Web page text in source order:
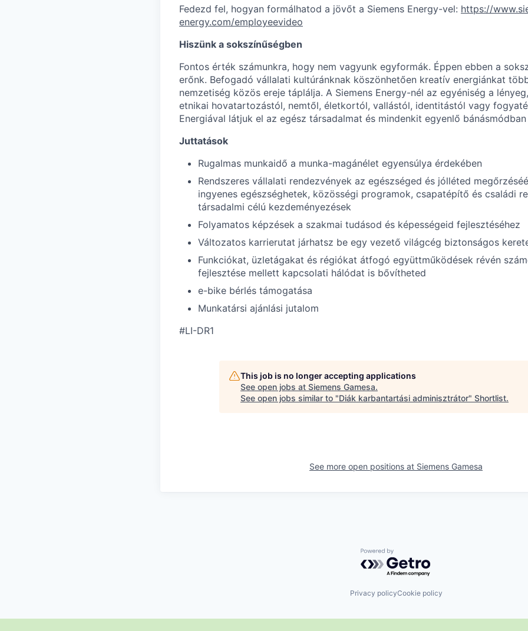
Fedezd fel, hogyan formálhatod a jövőt a Siemens Energy-vel: https://
energy.com/employeevideo
Hiszünk a sokszínűségben
Fontos érték számunkra, hogy nem vagyunk egyformák. Éppen ebben a
erőnk. Befogadó vállalati kultúránknak köszönhetően kreatív energiánkat
nemzetiség közös ereje táplálja. A Siemens Energy-nél az egyéniség a
etnikai hovatartozástól, nemtől, életkortól, vallástól, identitástól vagy
Energiával látjuk el az egész társadalmat és mindenkit egyenlő
Juttatások
Rugalmas munkaidő a munka-magánélet egyensúlya érdekében
Rendszeres vállalati rendezvények az egészséged és jólléted
ingyenes egészséghetek, közösségi programok, csapatépítő és családi
társadalmi célú kezdeményezések
Folyamatos képzések a szakmai tudásod és képességeid fejlesztéséhez
Változatos karrierutat járhatsz be egy vezető világcég biztonságos
Funkciókat, üzletágakat és régiókat átfogó együttműködések révén
fejlesztése mellett kapcsolati hálódat is bővítheted
e-bike bérlés támogatása
Munkatársi ajánlási jutalom
#LI-DR1
This job is no longer accepting applications
See open jobs at Siemens Gamesa.
See open jobs similar to "Diák karbantartási adminisztrátor" Shortlist.
See more open positions at Siemens Gamesa
Powered by Getro.com
Privacy policyCookie policy